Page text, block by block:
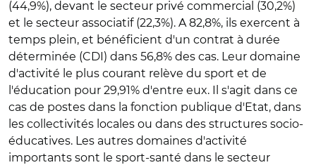
(44,9%), devant le secteur privé commercial (30,2%)
et le secteur associatif (22,3%). A 82,8%, ils exercent à
temps plein, et bénéficient d'un contrat à durée
déterminée (CDI) dans 56,8% des cas. Leur domaine
d'activité le plus courant relève du sport et de
l'éducation pour 29,91% d'entre eux. Il s'agit dans ce
cas de postes dans la fonction publique d'Etat, dans
les collectivités locales ou dans des structures socio-
éducatives. Les autres domaines d'activité
importants sont le sport-santé dans le secteur